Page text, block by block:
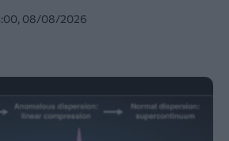
08/08/2026